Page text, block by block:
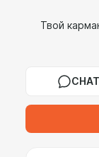
Твой
CHAT